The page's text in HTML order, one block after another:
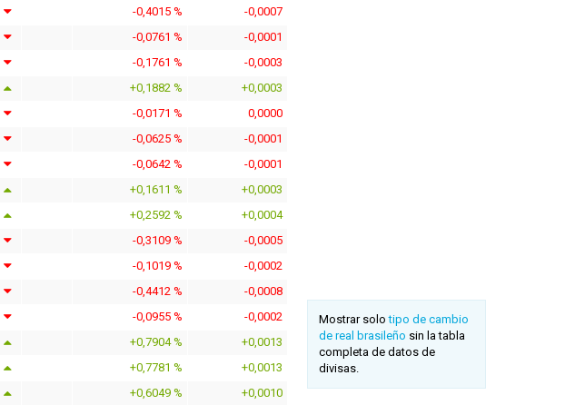
-0,4015 %
-0,0007
-0,0761 %
-0,0001
-0,1761 %
-0,0003
+0,1882 %
+0,0003
-0,0171 %
0,0000
-0,0625 %
-0,0001
-0,0642 %
-0,0001
+0,1611 %
+0,0003
+0,2592 %
+0,0004
-0,3109 %
-0,0005
-0,1019 %
-0,0002
-0,4412 %
-0,0008
-0,0955 %
-0,0002
+0,7904 %
+0,0013
+0,7781 %
+0,0013
+0,6049 %
+0,0010
Mostrar solotipo de cambio
de real brasileño sin la tabla
completa de datos de
divisas.